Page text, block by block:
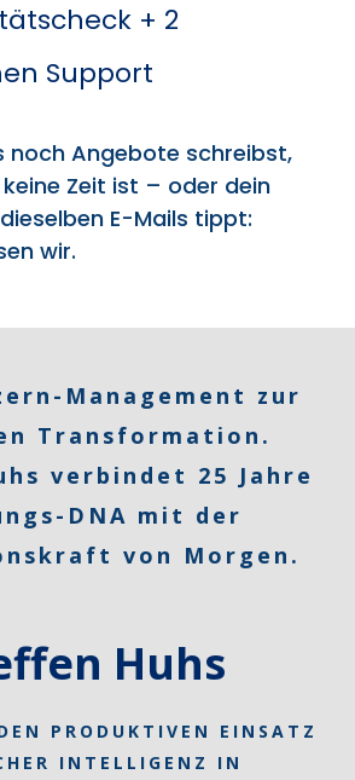
+ 2
Support
noch Angebote schreibst,
Zeit ist – oder dein
E-Mails tippt:
wir.
Management zur
Transformation.
verbindet 25 Jahre
DNA mit der
von Morgen.
Huhs
PRODUKTIVEN EINSATZ
INTELLIGENZ IN